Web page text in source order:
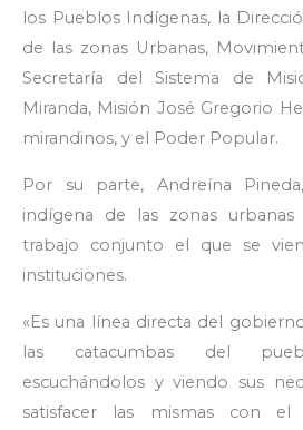
los Pueblos Indígenas, la
de las zonas Urbanas,
Secretaría del Sistema de
Miranda, Misión José Gregorio
mirandinos, y el Poder Popular.
Por su parte, Andreína
indígena de las zonas
trabajo conjunto el que se
instituciones.
«Es una línea directa del
las catacumbas del
escuchándolos y viendo sus
satisfacer las mismas con el